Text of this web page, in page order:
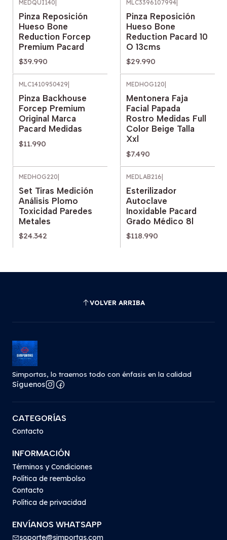
MEDQUI140
Pinza Reposición
Hueso Bone
Reduction Forcep
Premium Pacard
$39.990
MLC3396107994
Pinza Reposición
Hueso Bone
Reduction Pacard 10
O 13cms
$29.990
MLC1410950429
Pinza Backhouse
Forcep Premium
Original Marca
Pacard Medidas
$11.990
MEDHOG120
Mentonera Faja
Facial Papada
Rostro Medidas Full
Color Beige Talla
Xxl
$7.490
MEDHOG220|
Set Tiras Medición
Análisis Plomo
Toxicidad Paredes
Metales
$24.342
MEDLAB216|
Esterilizador
Autoclave
Inoxidable Pacard
Grado Médico 8l
$118.990
VOLVER ARRIBA
Simportas, lo traemos todo con énfasis en la calidad
Síguenos
CATEGORÍAS
Contacto
INFORMACIÓN
Términos y Condiciones
Política de reembolso
Contacto
Política de privacidad
ENVÍANOS WHATSAPP
soporte@simportas.com